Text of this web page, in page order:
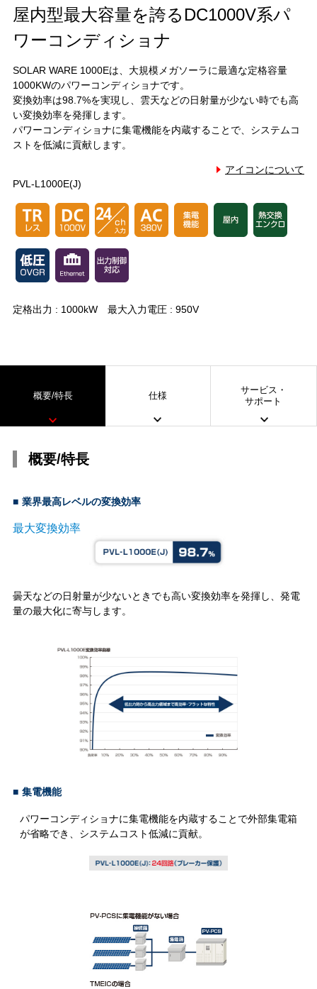
屋内型最大容量を誇るDC1000V系パ
ワーコンディショナ
SOLAR WARE 1000Eは、大規模メガソーラに最適な定格容量
1000KWのパワーコンディショナです。
変換効率は98.7%を実現し、雲天などの日射量が少ない時でも高
い変換効率を発揮します。
パワーコンディショナに集電機能を内蔵することで、システムコ
ストを低減に貢献します。
PVL-L1000E(J)
アイコンについて
定格出力 : 1000kW 最大入力電圧 : 950V
概要/特長 仕様
サービス・
サポート
概要/特長
■ 業界最高レベルの変換効率
最大変換効率
曇天などの日射量が少ないときでも高い変換効率を発揮し、発電
量の最大化に寄与します。
■ 集電機能
パワーコンディショナに集電機能を内蔵することで外部集電箱
が省略でき、システムコスト低減に貢献。